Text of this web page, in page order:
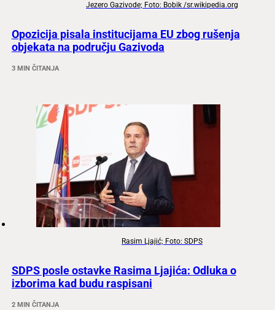
Jezero Gazivode; Foto: Bobik /sr.wikipedia.org
Opozicija pisala institucijama EU zbog rušenja
objekata na području Gazivoda
3 MIN ČITANJA
Rasim Ljajić; Foto: SDPS
SDPS posle ostavke Rasima Ljajića: Odluka o
izborima kad budu raspisani
2 MIN ČITANJA